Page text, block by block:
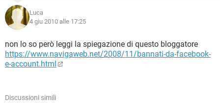
Luca
4 giu 2010 alle 17:25
non lo so però leggi la spiegazione di questo bloggatore
https://www.navigaweb.net/2008/11/bannati-da-facebook-
e-account.html
Discussioni simili